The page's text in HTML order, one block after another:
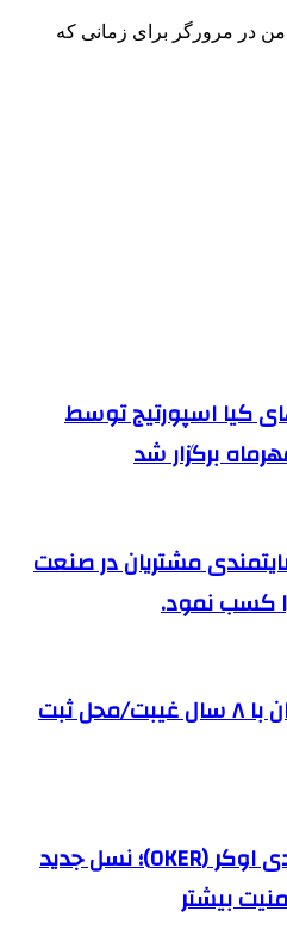
من در مرورگر برای زمانی که
کیا اسپورتیج توسط
برگزار شد
مشتریان در صنعت
کسب نمود.
طرح انصار ویژه سربازان با ۸ سال غیبت/محل ثبت
معرفی کرکره فولادی اوکر (OKER)؛ نسل جدید
بیشتر